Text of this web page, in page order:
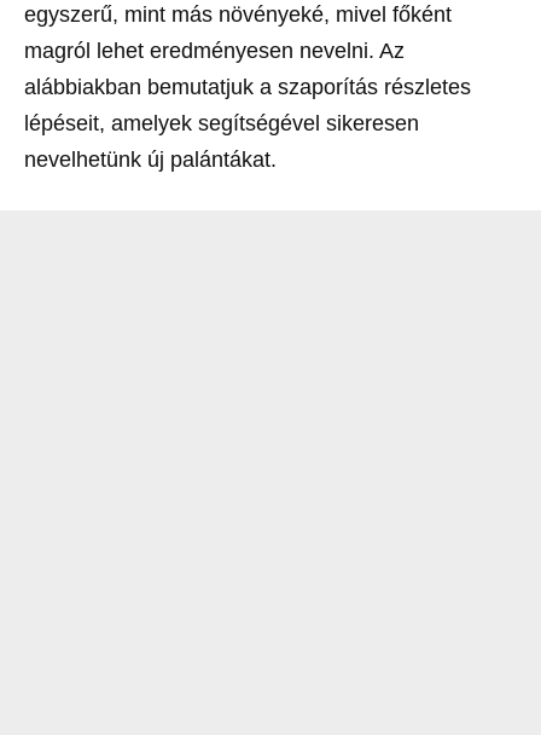
egyszerű, mint más növényeké, mivel főként
magról lehet eredményesen nevelni. Az
alábbiakban bemutatjuk a szaporítás részletes
lépéseit, amelyek segítségével sikeresen
nevelhetünk új palántákat.